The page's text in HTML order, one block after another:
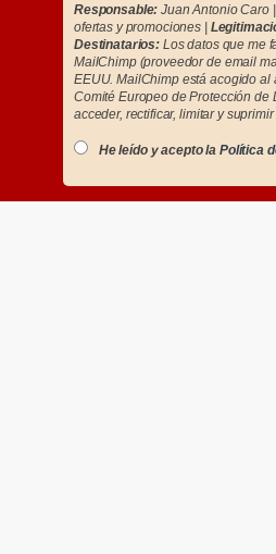
Responsable: Juan Antonio Caro
ofertas y promociones |
Destinatarios: Los datos que me
MailChimp (proveedor de email
EEUU. MailChimp está acogido
Comité Europeo de Protección de
acceder, rectificar, limitar y suprimir
He leído y acepto la Política